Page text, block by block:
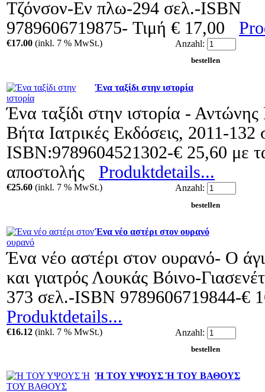
Τζόνσον-Εν πλω-294 σελ.-ISBN
9789606719875- Τιμή € 17,00
€17.00 (inkl. 7 % MwSt.) Anzahl:
Ένα ταξίδι στην ιστορία
Ένα ταξίδι στην ιστορία -
Βήτα Ιατρικές Εκδόσεις, 2011-132
ISBN:9789604521302-€ 25,60 με
αποστολής Produktdetails...
€25.60 (inkl. 7 % MwSt.) Anzahl:
Ένα νέο αστέρι στον ουρανό
Ένα νέο αστέρι στον ουρανό- Ο
και γιατρός Λουκάς Βόινο-
373 σελ.-ISBN 9789606719844-€
Produktdetails...
€16.12 (inkl. 7 % MwSt.) Anzahl:
Ή ΤΟΥ ΥΨΟΥΣ Ή ΤΟΥ ΒΑΘΟΥΣ